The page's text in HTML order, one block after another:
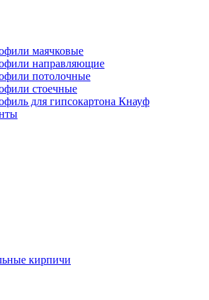
маячковые
направляющие
потолочные
стоечные
для гипсокартона Кнауф
кирпичи